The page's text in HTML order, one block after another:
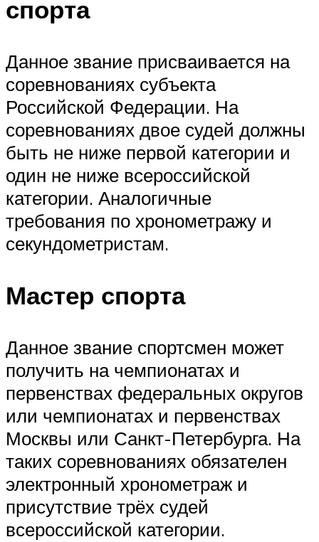
спорта
Данное звание присваивается на
соревнованиях субъекта
Российской Федерации. На
соревнованиях двое судей должны
быть не ниже первой категории и
один не ниже всероссийской
категории. Аналогичные
требования по хронометражу и
секундометристам.
Мастер спорта
Данное звание спортсмен может
получить на чемпионатах и
первенствах федеральных округов
или чемпионатах и первенствах
Москвы или Санкт-Петербурга. На
таких соревнованиях обязателен
электронный хронометраж и
присутствие трёх судей
всероссийской категории.